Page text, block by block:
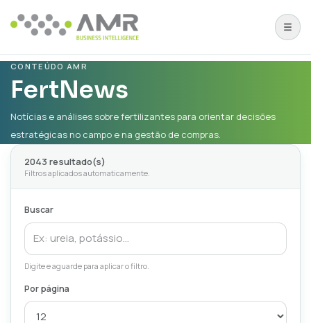
CONTEÚDO AMR
FertNews
Notícias e análises sobre fertilizantes para orientar decisões
estratégicas no campo e na gestão de compras.
2043 resultado(s)
Filtros aplicados automaticamente.
Buscar
Digite e aguarde para aplicar o filtro.
Por página